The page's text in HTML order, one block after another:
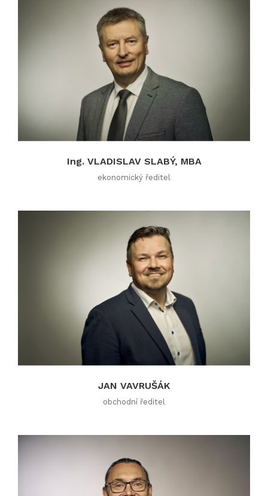
Ing. VLADISLAV SLABÝ, MBA
ekonomický ředitel
JAN VAVRUŠÁK
obchodní ředitel